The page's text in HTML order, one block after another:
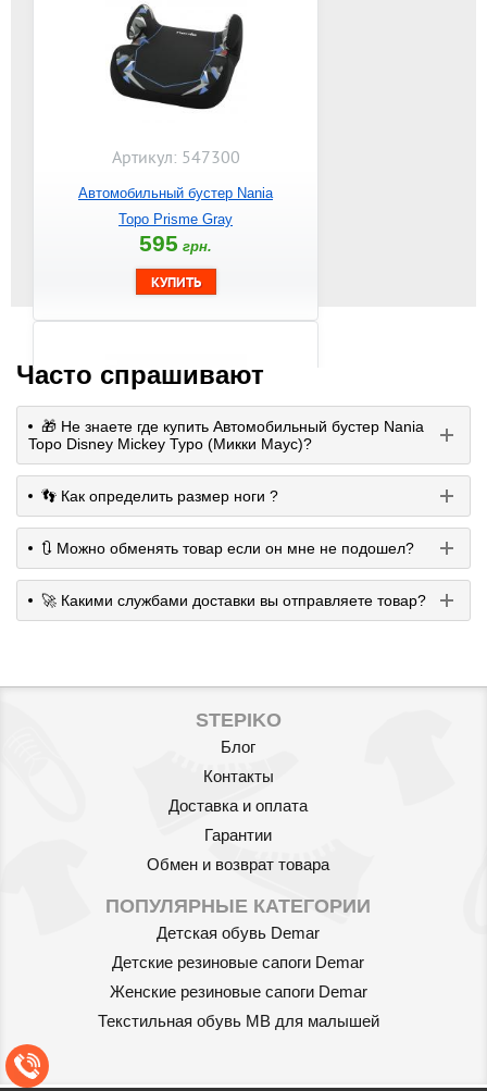
Артикул: 547300
Автомобильный бустер Nania
Topo Prisme Gray
595 грн.
Артикул: 547325
Автокресло бустер Nania Topo
Hot Wheels Blue
595грн.
Артикул: 547892
Автомобильный бустер Nania
Topo Grafik
595 грн.
Часто спрашивают
🎁 Не знаете где купить Автомобильный бустер Nania
Topo Disney Mickey Typo (Микки Маус)?
👣 Как определить размер ноги ?
🔃 Можно обменять товар если он мне не подошел?
🚀 Какими службами доставки вы отправляете товар?
STEPIKO
Блог
Контакты
Доставка и оплата
Гарантии
Обмен и возврат товара
ПОПУЛЯРНЫЕ КАТЕГОРИИ
Детская обувь Demar
Детские резиновые сапоги Demar
Женские резиновые сапоги Demar
Текстильная обувь MB для малышей